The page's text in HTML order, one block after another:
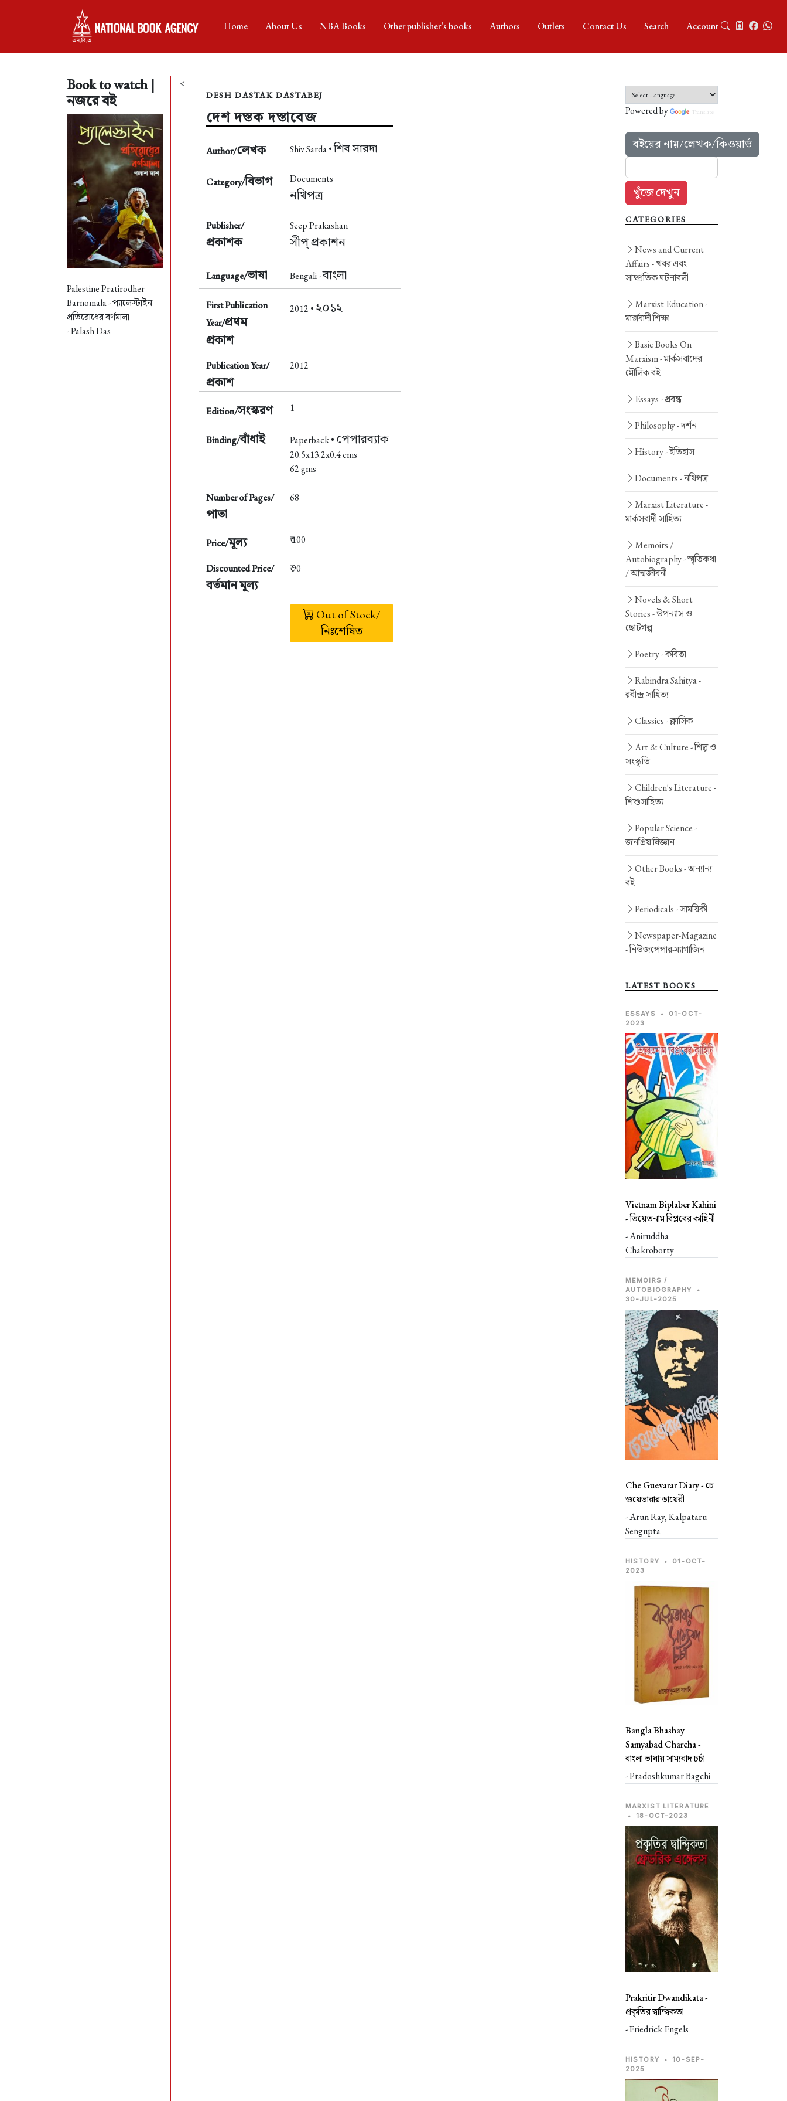
Home About Us NBA Books Other publisher’s books Authors Outlets Contact Us Search Account
Book to watch |
নজরে বই
Palestine Pratirodher
Barnomala -প্যালেস্টাইন
প্রতিরোধের বর্ণমালা
- Palash Das
<
DESH DASTAK DASTABEJ
দেশ দস্তক দস্তাবেজ
Author/লেখক Shiv Sarda •শিব সারদা
Category/বিভাগ Documents
নথিপত্র
Publisher/
প্রকাশক
Seep Prakashan
সীপ্‌ প্রকাশন
Language/ভাষা Bengali -বাংলা
First Publication
Year/প্রথম
প্রকাশ
2012 • ২০১২
Publication Year/
প্রকাশ
2012
Edition/সংস্করণ 1
Binding/বাঁধাই Paperback • পেপারব্যাক
20.5x13.2x0.4 cms
62 gms
Number of Pages/
পাতা
68
Price/মূল্য ₹100
Discounted Price/
বর্তমান মূল্য
₹ 90
Out of Stock/
নিঃশেষিত
Powered by Translate
বইয়ের নাম়/লেখক/কিওয়ার্ড
CATEGORIES
News and Current
Affairs -খবর এবং
সাম্প্রতিক ঘটনাবলী
Marxist Education -
মার্ক্সবাদী শিক্ষা
Basic Books On
Marxism -মার্কসবাদের
মৌলিক বই
Essays -প্রবন্ধ
Philosophy -দর্শন
History -ইতিহাস
Documents -নথিপত্র
Marxist Literature -
মার্কসবাদী সাহিত্য
Memoirs /
Autobiography -স্মৃতিকথা
/ আত্মজীবনী
Novels & Short
Stories -উপন্যাস ও
ছোটগল্প
Poetry -কবিতা
Rabindra Sahitya -
রবীন্দ্র সাহিত্য
Classics -ক্লাসিক
Art & Culture -শিল্প ও
সংস্কৃতি
Children's Literature -
শিশুসাহিত্য
Popular Science -
জনপ্রিয় বিজ্ঞান
Other Books -অন্যান্য
বই
Periodicals -সাময়িকী
Newspaper-Magazine
-নিউজপেপার-ম্যাগাজিন
LATEST BOOKS
ESSAYS •
01-OCT-
2023
Vietnam Biplaber Kahini
-ভিয়েতনাম বিপ্লবের কাহিনী
- Aniruddha
Chakroborty
MEMOIRS /
AUTOBIOGRAPHY
•
30-JUL-2025
Che Guevarar Diary -চে
গুয়েভারার ডায়েরী
- Arun Ray, Kalpataru
Sengupta
HISTORY •
01-OCT-
2023
Bangla Bhashay
Samyabad Charcha -
বাংলা ভাষায় সাম্যবাদ চর্চা
- Pradoshkumar Bagchi
MARXIST LITERATURE
•
18-OCT-2023
Prakritir Dwandikata -
প্রকৃতির দ্বান্দ্বিকতা
- Friedrick Engels
HISTORY •
10-SEP-
2025